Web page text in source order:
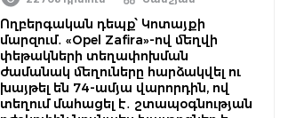
Ողբերգական դեպք՝ Կոտայքի
մարզում․ «Opel Zafira»-ով մեղվի
փեթակների տեղափոխման
ժամանակ մեղուները հարձակվել ու
խայթել են 74-ամյա վարորդին, ով
տեղում մահացել է․ շտապօգնության